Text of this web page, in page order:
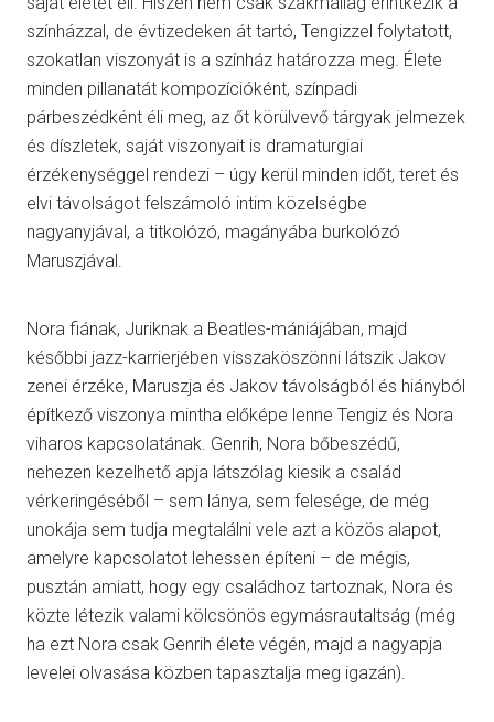
színházzal, de évtizedeken át tartó, Tengizzel folytatott,
szokatlan viszonyát is a színház határozza meg. Élete
minden pillanatát kompozícióként, színpadi
párbeszédként éli meg, az őt körülvevő tárgyak jelmezek
és díszletek, saját viszonyait is dramaturgiai
érzékenységgel rendezi – úgy kerül minden időt, teret és
elvi távolságot felszámoló intim közelségbe
nagyanyjával, a titkolózó, magányába burkolózó
Maruszjával.
Nora fiának, Juriknak a Beatles-mániájában, majd
későbbi jazz-karrierjében visszaköszönni látszik Jakov
zenei érzéke, Maruszja és Jakov távolságból és hiányból
építkező viszonya mintha előképe lenne Tengiz és Nora
viharos kapcsolatának. Genrih, Nora bőbeszédű,
nehezen kezelhető apja látszólag kiesik a család
vérkeringéséből – sem lánya, sem felesége, de még
unokája sem tudja megtalálni vele azt a közös alapot,
amelyre kapcsolatot lehessen építeni – de mégis,
pusztán amiatt, hogy egy családhoz tartoznak, Nora és
közte létezik valami kölcsönös egymásrautaltság (még
ha ezt Nora csak Genrih élete végén, majd a nagyapja
levelei olvasása közben tapasztalja meg igazán).